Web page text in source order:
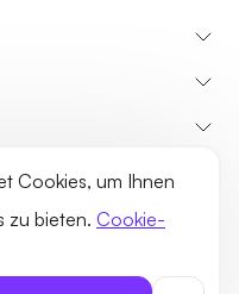
Cookies, um Ihnen
zu bieten. Cookie-
Seitenverzeichnis